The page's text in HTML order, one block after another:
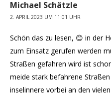
Michael Schätzle
2. APRIL 2023 UM 11:01 UHR
Schön das zu lesen, 😊 in der
zum Einsatz gerufen werden
Straßen gefahren wird ist
meide stark befahrene
inselinnere vorbei an den